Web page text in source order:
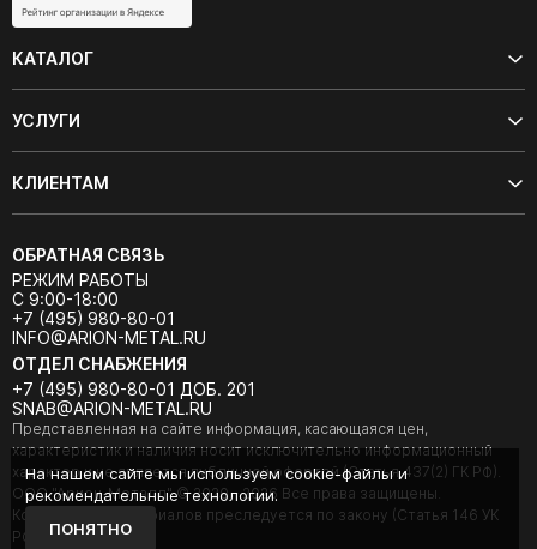
КАТАЛОГ
УСЛУГИ
КЛИЕНТАМ
ОБРАТНАЯ СВЯЗЬ
РЕЖИМ РАБОТЫ
С 9:00-18:00
+7 (495) 980-80-01
INFO@ARION-METAL.RU
ОТДЕЛ СНАБЖЕНИЯ
+7 (495) 980-80-01 ДОБ. 201
SNAB@ARION-METAL.RU
Представленная на сайте информация, касающаяся цен,
характеристик и наличия носит исключительно информационный
характер и не является публичной офертой (Статья 437(2) ГК РФ).
ООО "Арион-Металл" © 2020 - 2026 Все права защищены.
Копирование материалов преследуется по закону (Статья 146 УК
РФ).
На нашем сайте мы используем cookie-файлы и
рекомендательные технологии.
ПОНЯТНО